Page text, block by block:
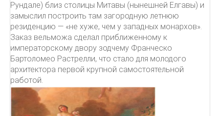
Рундале) близ столицы Митавы (нынешней Елгавы) и
замыслил построить там загородную летнюю
резиденцию — «не хуже, чем у западных монархов».
Заказ вельможа сделал приближенному к
императорскому двору зодчему Франческо
Бартоломео Растрелли, что стало для молодого
архитектора первой крупной самостоятельной
работой.